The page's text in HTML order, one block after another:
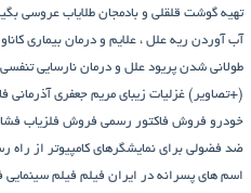
تهیه گوشت قلقلی و بادمجان طلایاب عروسی
آب آوردن ریه علل ، علایم و درمان بیماری
طولانی شدن پریود علل و درمان نارسایی
(+تصاویر) غزلیات زیبای مریم جعفری آذرمانی
خودرو فروش فاکتور رسمی فروش فلزیاب
ضد فضولی برای نمایشگرهای کامپیوتر از راه
اسم های پسرانه در ایران فیلم فیلم سینمایی